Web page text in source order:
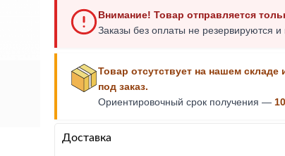
Внимание! Товар отправляется
Заказы без оплаты не резервируются и
Товар отсутствует на нашем складе
под заказ.
Ориентировочный срок получения —
Доставка